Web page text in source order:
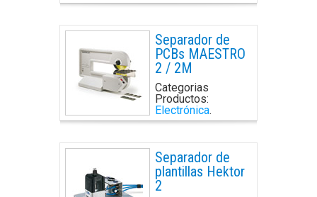
Separador de
PCBs MAESTRO
2 / 2M
Categorias
Productos:
Electrónica.
Separador de
plantillas Hektor
2